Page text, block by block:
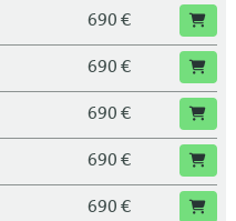
690 €
690 €
690 €
690 €
690 €